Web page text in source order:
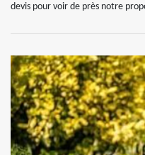
devis pour voir de près notre